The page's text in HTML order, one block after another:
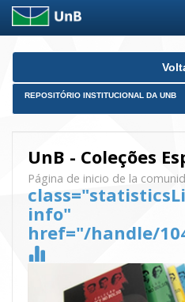
Skip
REPOSITÓRIO INSTITUCIONAL DA UNB
UnB - Coleções
Página de inicio de la
info"
href="/handle/